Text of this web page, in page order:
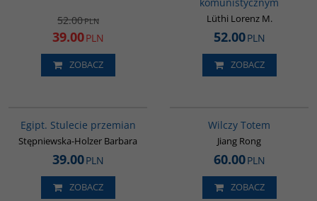
52.00PLN
39.00PLN
ZOBACZ
Lüthi Lorenz M.
52.00PLN
ZOBACZ
Egipt. Stulecie przemian
Stępniewska-Holzer Barbara
39.00PLN
ZOBACZ
Wilczy Totem
Jiang Rong
60.00PLN
ZOBACZ